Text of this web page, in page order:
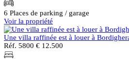
6 Places de parking / garage
Voir la propriété
Une villa raffinée est à louer à
Réf. 5800 € 12.500